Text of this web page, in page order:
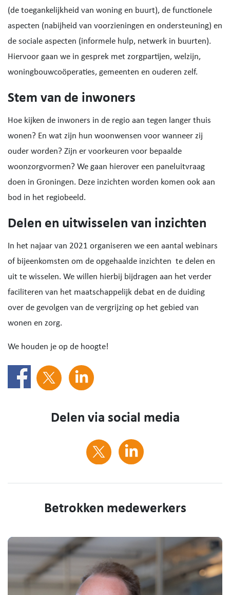
(de toegankelijkheid van woning en buurt), de functionele
aspecten (nabijheid van voorzieningen en ondersteuning) en
de sociale aspecten (informele hulp, netwerk in buurten).
Hiervoor gaan we in gesprek met zorgpartijen, welzijn,
woningbouwcoöperaties, gemeenten en ouderen zelf.
Stem van de inwoners
Hoe kijken de inwoners in de regio aan tegen langer thuis
wonen? En wat zijn hun woonwensen voor wanneer zij
ouder worden? Zijn er voorkeuren voor bepaalde
woonzorgvormen? We gaan hierover een paneluitvraag
doen in Groningen. Deze inzichten worden komen ook aan
bod in het regiobeeld.
Delen en uitwisselen van inzichten
In het najaar van 2021 organiseren we een aantal webinars
of bijeenkomsten om de opgehaalde inzichten te delen en
uit te wisselen. We willen hierbij bijdragen aan het verder
faciliteren van het maatschappelijk debat en de duiding
over de gevolgen van de vergrijzing op het gebied van
wonen en zorg.
We houden je op de hoogte!
Delen via social media
Betrokken medewerkers